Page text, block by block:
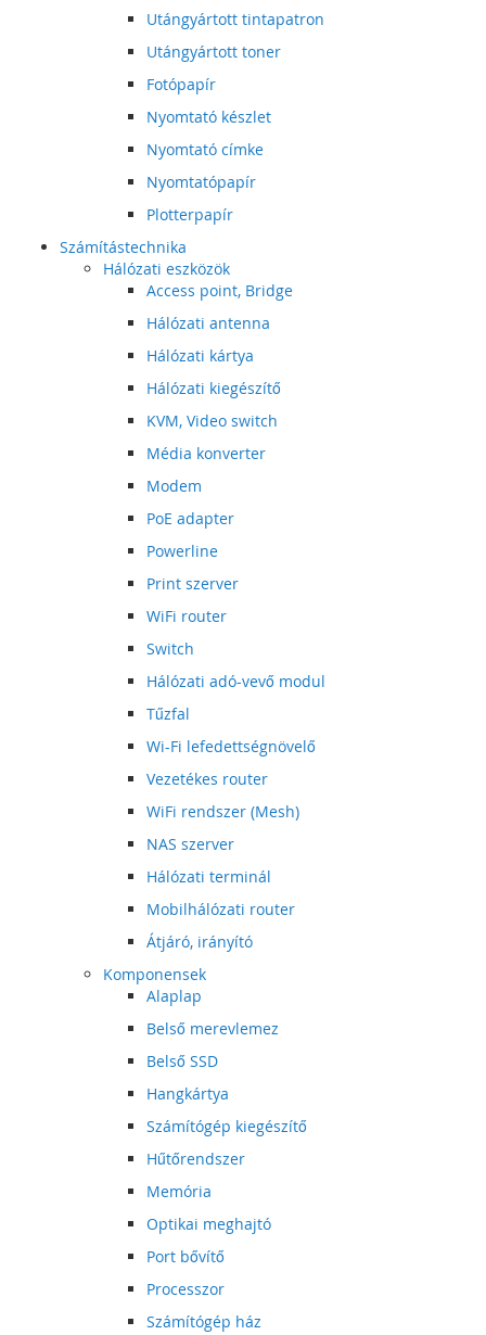
Utángyártott tintapatron
Utángyártott toner
Fotópapír
Nyomtató készlet
Nyomtató címke
Nyomtatópapír
Plotterpapír
Számítástechnika
Hálózati eszközök
Access point, Bridge
Hálózati antenna
Hálózati kártya
Hálózati kiegészítő
KVM, Video switch
Média konverter
Modem
PoE adapter
Powerline
Print szerver
WiFi router
Switch
Hálózati adó-vevő modul
Tűzfal
Wi-Fi lefedettségnövelő
Vezetékes router
WiFi rendszer (Mesh)
NAS szerver
Hálózati terminál
Mobilhálózati router
Átjáró, irányító
Komponensek
Alaplap
Belső merevlemez
Belső SSD
Hangkártya
Számítógép kiegészítő
Hűtőrendszer
Memória
Optikai meghajtó
Port bővítő
Processzor
Számítógép ház